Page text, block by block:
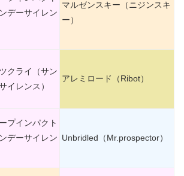
ンデーサイレン
マルゼンスキー（ニジンスキ
ー）
クライ（サン
イレンス）
アレミロード（Ribot）
プインパクト
ンデーサイレン Unbridled（Mr.prospector）